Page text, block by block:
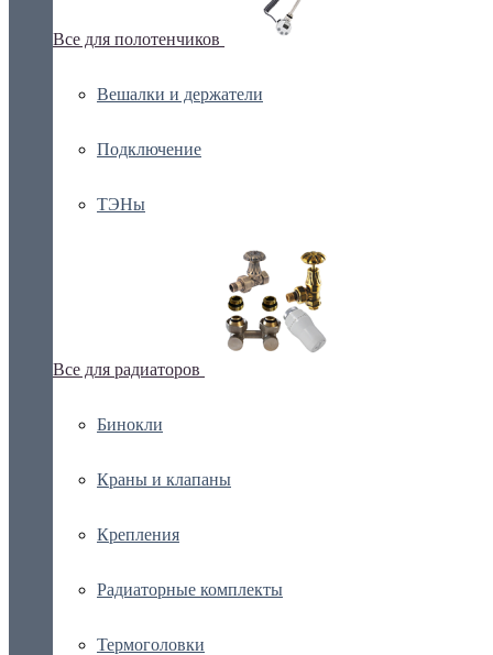
Все для полотенчиков
Вешалки и держатели
Подключение
ТЭНы
Все для радиаторов
Бинокли
Краны и клапаны
Крепления
Радиаторные комплекты
Термоголовки